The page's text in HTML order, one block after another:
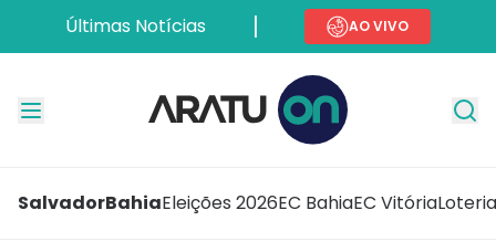
Últimas Notícias AO VIVO
SalvadorBahiaEleições 2026EC BahiaEC Vitória